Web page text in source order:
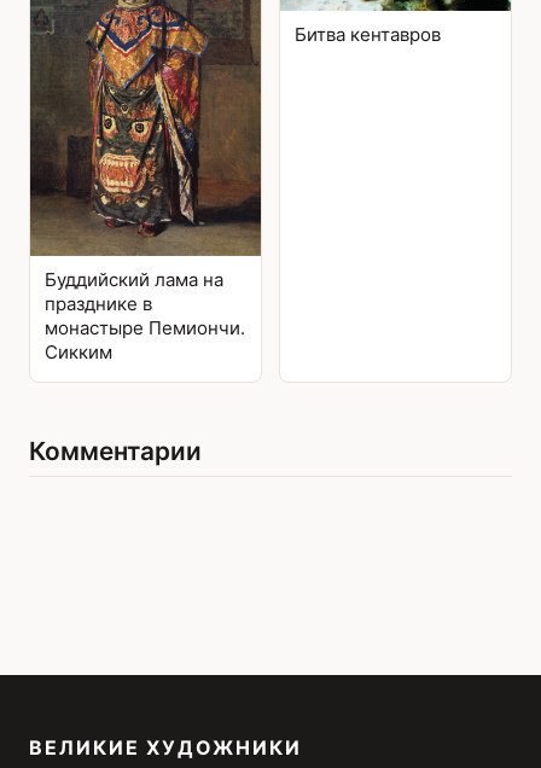
Буддийский лама на
празднике в
монастыре Пемиончи.
Сикким
Битва кентавров
Комментарии
ВЕЛИКИЕ ХУДОЖНИКИ